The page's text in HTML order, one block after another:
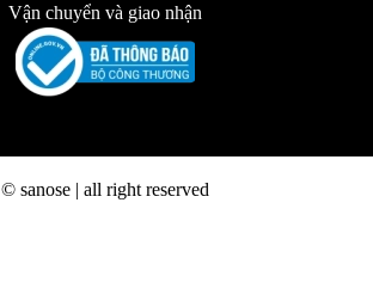
Vận chuyển và giao nhận
© sanose | all right reserved